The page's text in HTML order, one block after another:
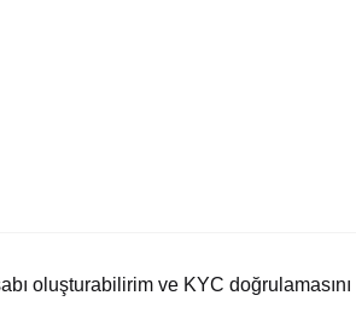
oluşturabilirim ve KYC